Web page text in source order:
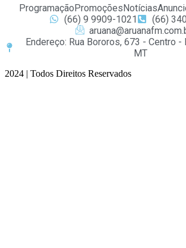
ProgramaçãoPromoçõesNotícias
(66) 9 9909-1021
(66)
Endereço: Rua Bororos, 673 - Centro -
MT
2024 | Todos Direitos Reservados